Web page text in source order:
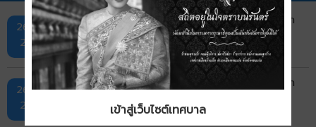
26 ม.ค
2569
ประกาศเทศบาลเมืองบ้านเป็ด เรื่อง ผลการสอบคัดเลือก
พนักงานจ้าง สังกัดเทศบาลเมืองบ้านเป็ด
26 ม.ค
2569
ประกาศเทศบาลเมืองบ้านเป็ด เรื่อง ผลการสอบคัดเลือก
สังกัดเทศบาลเมืองบ้านเป็ด
เข้าสู่เว็บไซต์เทศบาล